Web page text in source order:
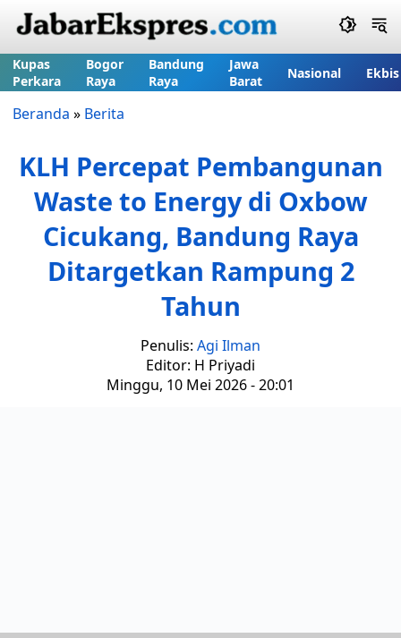
Kupas
Perkara
Bogor
Raya
Bandung
Raya
Jawa
Barat
Nasional Ekbis
Beranda » Berita
KLH Percepat Pembangunan
Waste to Energy di Oxbow
Cicukang, Bandung Raya
Ditargetkan Rampung 2
Tahun
Penulis: Agi Ilman
Editor: H Priyadi
Minggu, 10 Mei 2026 - 20:01